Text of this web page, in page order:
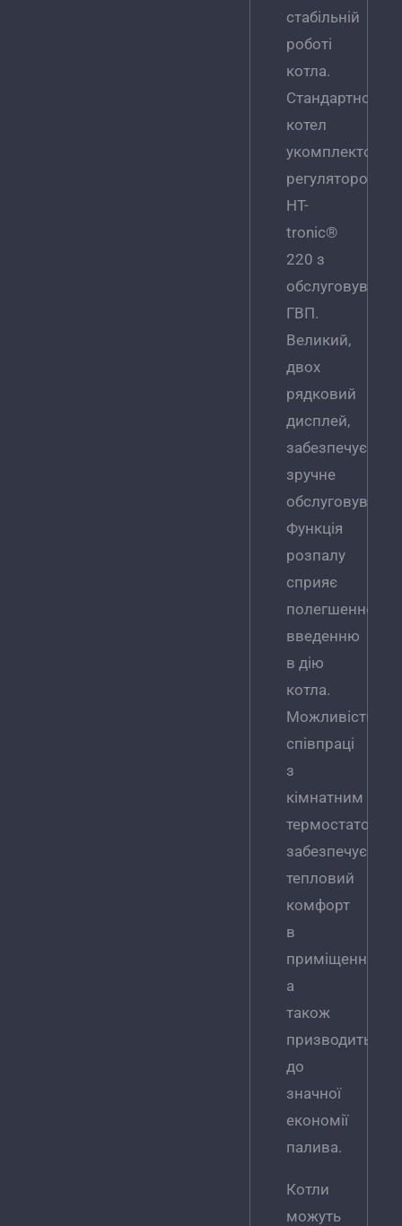
стабільній
роботі
котла.
Стандартно
котел
регулятором
HT-
tronic®
220 з
ГВП.
Великий,
двох
рядковий
дисплей,
забезпечує
зручне
Функція
розпалу
сприяє
полегшенному
введенню
в дію
котла.
Можливість
співпраці
з
кімнатним
термостатом
забезпечує
тепловий
комфорт
в
приміщеннях,
а
також
призводить
до
значної
економії
палива.
Котли
можуть